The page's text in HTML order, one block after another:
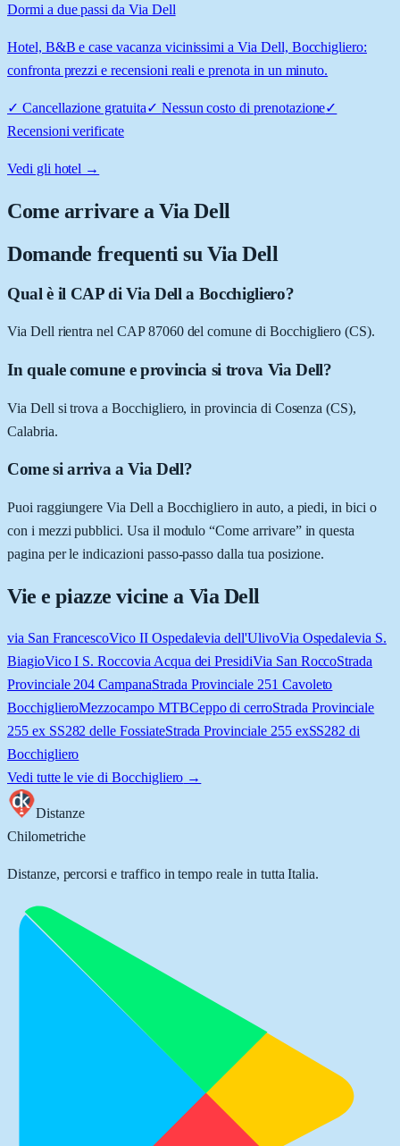
Dormi a due passi da Via Dell
Hotel, B&B e case vacanza vicinissimi a Via Dell, Bocchigliero:
confronta prezzi e recensioni reali e prenota in un minuto.
✓ Cancellazione gratuita✓ Nessun costo di prenotazione✓
Recensioni verificate
Vedi gli hotel →
Come arrivare aVia Dell
Domande frequenti su Via Dell
Qual è il CAP di Via Dell a Bocchigliero?
Via Dell rientra nel CAP 87060 del comune di Bocchigliero (CS).
In quale comune e provincia si trova Via Dell?
Via Dell si trova a Bocchigliero, in provincia di Cosenza (CS),
Calabria.
Come si arriva a Via Dell?
Puoi raggiungere Via Dell a Bocchigliero in auto, a piedi, in bici o
con i mezzi pubblici. Usa il modulo “Come arrivare” in questa
pagina per le indicazioni passo-passo dalla tua posizione.
Vie e piazze vicine a Via Dell
via San FrancescoVico II Ospedalevia dell'UlivoVia Ospedalevia S.
BiagioVico I S. Roccovia Acqua dei PresidiVia San RoccoStrada
Provinciale 204 CampanaStrada Provinciale 251 Cavoleto
BocchiglieroMezzocampo MTBCeppo di cerroStrada Provinciale
255 ex SS282 delle FossiateStrada Provinciale 255 exSS282 di
Bocchigliero
Vedi tutte le vie di Bocchigliero →
Distanze
Chilometriche
Distanze, percorsi e traffico in tempo reale in tutta Italia.